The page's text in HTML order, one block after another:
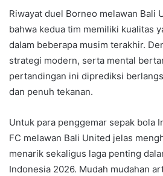
Riwayat duel Borneo melawan Bali
bahwa kedua tim memiliki kualitas
dalam beberapa musim terakhir.
strategi modern, serta mental
pertandingan ini diprediksi
dan penuh tekanan.
Untuk para penggemar sepak bola
FC melawan Bali United jelas
menarik sekaligus laga penting
Indonesia 2026. Mudah mudahan